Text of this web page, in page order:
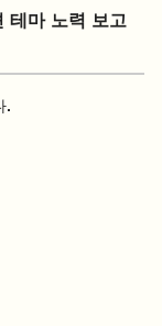
마 노력 보고
.